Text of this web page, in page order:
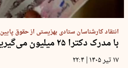
انتقاد کارشناسان ستادی بهزیستی از حقوق پایین
با مدرک دکترا ۲۵ میلیون می‌گیریم!
۱۷ تیر ۱۴۰۵ | ۲۲:۴